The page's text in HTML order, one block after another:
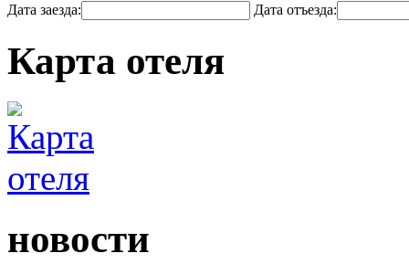
Дата заезда: Дата отъезда:
Карта отеля
новости